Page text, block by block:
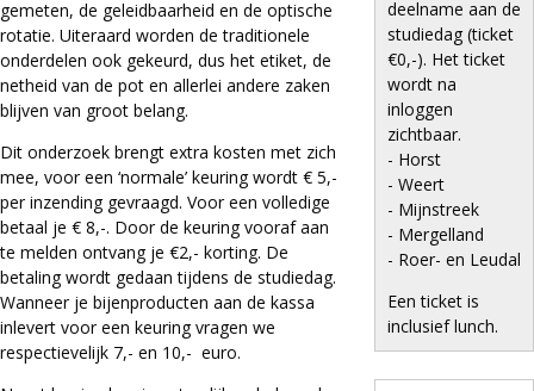
gemeten, de geleidbaarheid en de optische
rotatie. Uiteraard worden de traditionele
onderdelen ook gekeurd, dus het etiket, de
netheid van de pot en allerlei andere zaken
blijven van groot belang.
Dit onderzoek brengt extra kosten met zich
mee, voor een ‘normale’ keuring wordt € 5,-
per inzending gevraagd. Voor een volledige
betaal je € 8,-. Door de keuring vooraf aan
te melden ontvang je €2,- korting. De
betaling wordt gedaan tijdens de studiedag.
Wanneer je bijenproducten aan de kassa
inlevert voor een keuring vragen we
respectievelijk 7,- en 10,- euro.
deelname aan de
studiedag (ticket
€0,-). Het ticket
wordt na
inloggen
zichtbaar.
- Horst
- Weert
- Mijnstreek
- Mergelland
- Roer- en Leudal
Een ticket is
inclusief lunch.